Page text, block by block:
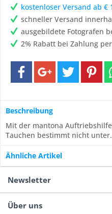
kostenloser Versand ab €
schneller Versand
ausgebildete Fotografen
2% Rabatt bei Zahlung
Beschreibung
Mit der mantona
Tauchen bestimmt nicht
Ähnliche Artikel
Newsletter
Über uns